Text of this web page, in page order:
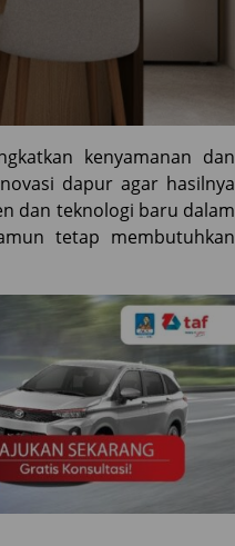
kenyamanan dan
dapur agar hasilnya
dan teknologi baru dalam
tetap membutuhkan